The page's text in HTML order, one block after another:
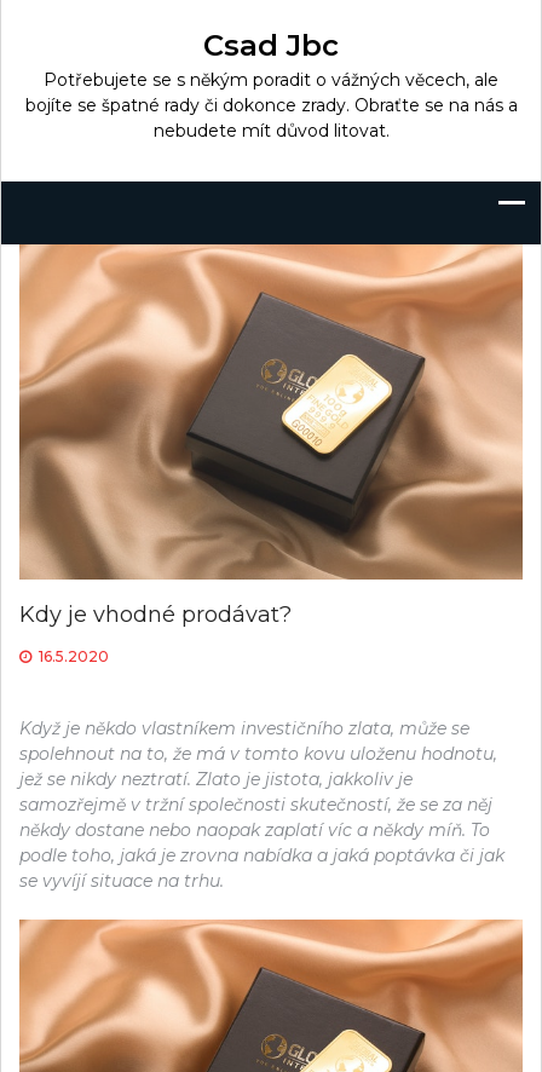
Csad Jbc
Potřebujete se s někým poradit o vážných věcech, ale
bojíte se špatné rady či dokonce zrady. Obraťte se na nás a
nebudete mít důvod litovat.
Kdy je vhodné prodávat?
16.5.2020
Když je někdo vlastníkem investičního zlata, může se
spolehnout na to, že má v tomto kovu uloženu hodnotu,
jež se nikdy neztratí. Zlato je jistota, jakkoliv je
samozřejmě v tržní společnosti skutečností, že se za něj
někdy dostane nebo naopak zaplatí víc a někdy míň. To
podle toho, jaká je zrovna nabídka a jaká poptávka či jak
se vyvíjí situace na trhu.